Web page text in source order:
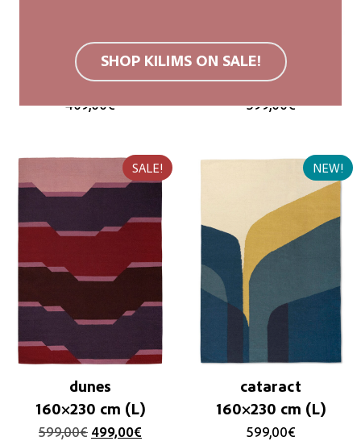
bricks
120×200 cm (M)
409,00€
all natural dunes
160×230 cm (L)
599,00€
SALE!
dunes
160×230 cm (L)
599,00€ 499,00€
NEW!
cataract
160×230 cm (L)
599,00€
SHOP KILIMS ON SALE!